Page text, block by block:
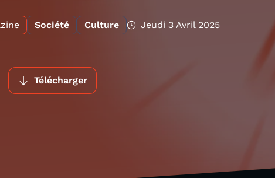
Société Culture Jeudi 3 Avril 2025
Télécharger